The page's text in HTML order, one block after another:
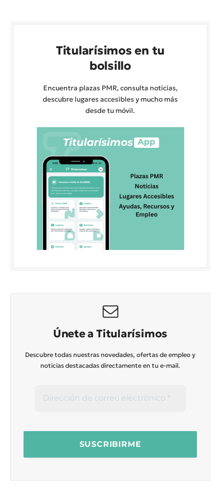
Titularísimos en tu
bolsillo
Encuentra plazas PMR, consulta noticias,
descubre lugares accesibles y mucho más
desde tu móvil.
Únete a Titularísimos
Descubre todas nuestras novedades, ofertas de empleo y
noticias destacadas directamente en tu e-mail.